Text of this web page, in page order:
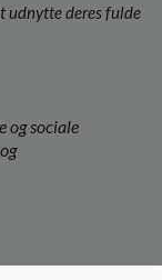
udnytte deres fulde
og sociale